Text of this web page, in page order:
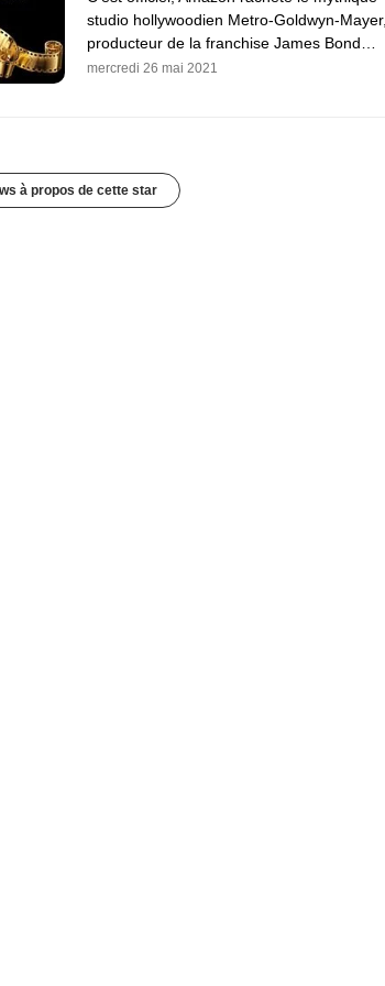
studio hollywoodien Metro-Goldwyn-Mayer,
producteur de la franchise James Bond…
mercredi 26 mai 2021
à propos de cette star